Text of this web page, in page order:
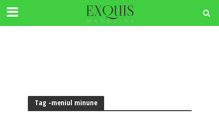
Tag -meniul minune